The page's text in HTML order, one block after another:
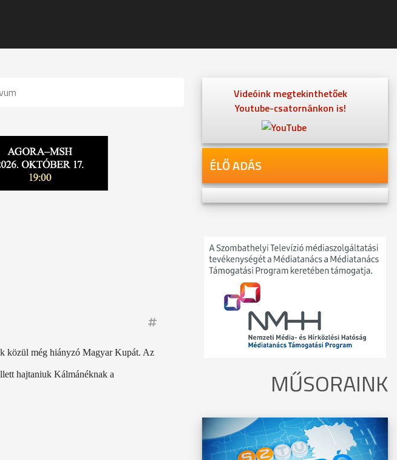
közül még hiányzó Magyar Kupát. Az
hajtaniuk Kálmánéknak a
Videóink megtekinthetőek
Youtube-csatornánkon is!
ÉLŐ ADÁS
MŰSORAINK